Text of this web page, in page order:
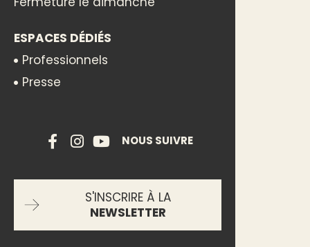
ESPACES DÉDIÉS
Professionnels
Presse
NOUS SUIVRE
S'INSCRIRE À LA
NEWSLETTER